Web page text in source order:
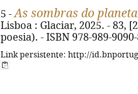
5 -As sombras do planeta
Lisboa : Glaciar, 2025. - 83,
poesia). - ISBN 978-989-
Link persistente: http://